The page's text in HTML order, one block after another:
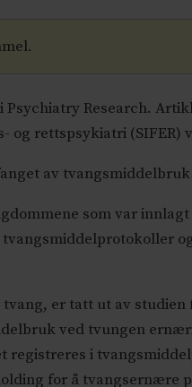
Research.
rettspsykiatri (SIFER)
av
som var
tvang, er tatt ut av
ved tvungen
i
for å tvangsernære